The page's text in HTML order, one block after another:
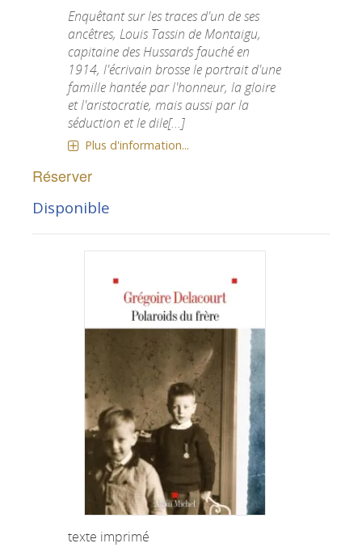
Enquêtant sur les traces d'un de ses
ancêtres, Louis Tassin de Montaigu,
capitaine des Hussards fauché en
1914, l'écrivain brosse le portrait d'une
famille hantée par l'honneur, la gloire
et l'aristocratie, mais aussi par la
séduction et le dile[...]
Plus d'information...
Réserver
Disponible
texte imprimé